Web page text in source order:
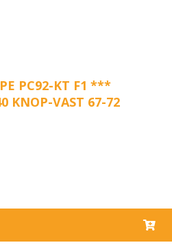
PC92-KT F1 ***
KNOP-VAST 67-72